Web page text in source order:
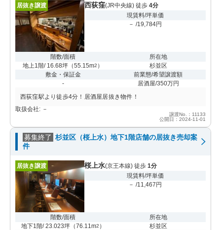
居抜き譲渡 西荻窪(JR中央線) 徒歩 4分
現賃料/坪単価
－ /19,784円
階数/面積
地上1階/ 16.68坪 （55.15m2 ）
所在地
杉並区
敷金・保証金
-
前業態/希望譲渡額
居酒屋/350万円
西荻窪駅より徒歩4分！居酒屋居抜き物件！
取扱会社: －
譲渡No.：11133
公開日：2024-11-01
募集終了 杉並区（桜上水）地下1階店舗の居抜き売却案
件
居抜き譲渡 桜上水(京王本線) 徒歩 1分
現賃料/坪単価
－ /11,467円
階数/面積
地下1階/ 23.023坪（76.11m2 ）
所在地
杉並区